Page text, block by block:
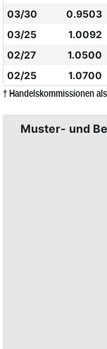
03/30
0.9503
03/25
1.0092
02/27
1.0500
02/25
1.0700
† Handelskommissionen
Muster- und